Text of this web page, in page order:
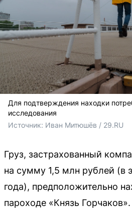
Для подтверждения находки
исследования
Источник: Иван Митюшёв / 29.RU
Груз, застрахованный
на сумму 1,5 млн рублей (в
года), предположительно
пароходе «Князь